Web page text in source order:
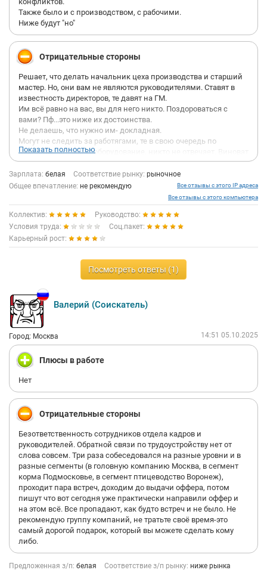
Также было и с производством, с рабочими.
Ниже будут "но"
Отрицательные стороны
Решает, что делать начальник цеха производства и старший
мастер. Но, они вам не являются руководителями. Ставят в
известность директоров, те давят на ГМ.
Им всё равно на вас, вы для него никто. Поздороваться с
вами? Пф...это ниже их достоинства.
Не делаешь, что нужно им- докладная.
Могут не следить за работягами, те в свою очередь по
незнанию сломают оборудование, никто не отвечает. Виноват
механик.
Нет фото ппр- докладная в группу директорам. И не важно, что
своим личным телефоном ты пользуешься только по своим
Отдать оборудование на ппр? "Ну в обед сделайте, у нас план".
В обед механики также обедают, как и все остальные.
План-график ППР- филькина грамота.
Мастер производства решает кому работать можно из
механиков, а кому нет.
По поводу запчастей и оснастки на оборудование. "Купим
завтра". И это "светлое завтра" каждый день "завтра".
Есть свой токарный парк. Ребята выточат по эскизу.
Но, есть специфическое оборудование, где приходится
"ставить костыли", и никому не интересно, что нет запчастей.
Крутись-вертись.
Также есть на производстве "очень" важная фигура. Еле ноги
волочит. Ему бы о своем здоровье задуматься, а не о том,
чтобы у тебя шапочка была с маской, когда ты по локоть в
саже или в смазке вылез. Но он очень ценный сотрудник- он
штрафует.
Подумайте, прежде чем туда устраиваться. Если нет никаких
вариантов, тогда наверное да. Помните, об этом отзыве. Он не
с горяча написан, а по факту.
Зарплату и прочие плюшки будете получать вовремя.
Зарплату иногда без или с урезанной премиальной частью.
Показать полностью
Зарплата: белая Соответствие рынку: рыночное
Общее впечатление: не рекомендую
Все отзывы с этого IP адреса
Все отзывы с этого компьютера
Коллектив:
Руководство:
Условия труда:
Соц.пакет:
Карьерный рост:
Посмотреть ответы (1)
Валерий (Соискатель)
Город: Москва 14:51 05.10.2025
Плюсы в работе
Нет
Отрицательные стороны
Безответственность сотрудников отдела кадров и
руководителей. Обратной связи по трудоустройству нет от
слова совсем. Три раза собеседовался на разные уровни и в
разные сегменты (в головную компанию Москва, в сегмент
корма Подмосковье, в сегмент птицеводство Воронеж),
проходит пара встреч, доходим до выдачи оффера, потом
пишут что вот сегодня уже практически направили оффер и
на этом всё. Все пропадают, как будто встреч и не было. Не
рекомендую группу компаний, не тратьте своё время-это
самый дорогой подарок, который вы можете сделать кому
либо.
Предложенная з/п: белая Соответствие з/п рынку: ниже рынка